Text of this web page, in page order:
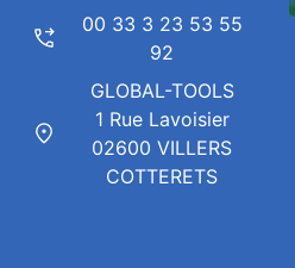
00 33 3 23 53 55
92
GLOBAL-TOOLS
1 Rue Lavoisier
02600 VILLERS
COTTERETS